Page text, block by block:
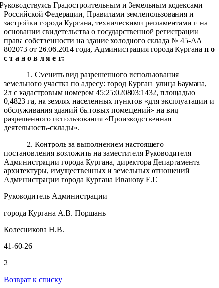
Градостроительным и Земельным кодексами
Российской Федерации, Правилами землепользования и
застройки города Кургана, техническими регламентами и на
основании свидетельства о государственной регистрации
права собственности на здание холодного склада № 45-АА
802073 от 26.06.2014 года, Администрация города Кургана п о
с т а н о в л я е т:
1. Сменить вид разрешенного использования
земельного участка по адресу: город Курган, улица Баумана,
2л с кадастровым номером 45:25:020803:1432, площадью
0,4823 га, на землях населенных пунктов «для эксплуатации и
обслуживания зданий бытовых помещений» на вид
разрешенного использования «Производственная
деятельность-склады».
2. Контроль за выполнением настоящего
постановления возложить на заместителя Руководителя
Администрации города Кургана, директора Департамента
архитектуры, имущественных и земельных отношений
Администрации города Кургана Иванову Е.Г.
Руководитель Администрации
города Кургана А.В. Поршань
Колесникова Н.В.
41-60-26
2
Возврат к списку